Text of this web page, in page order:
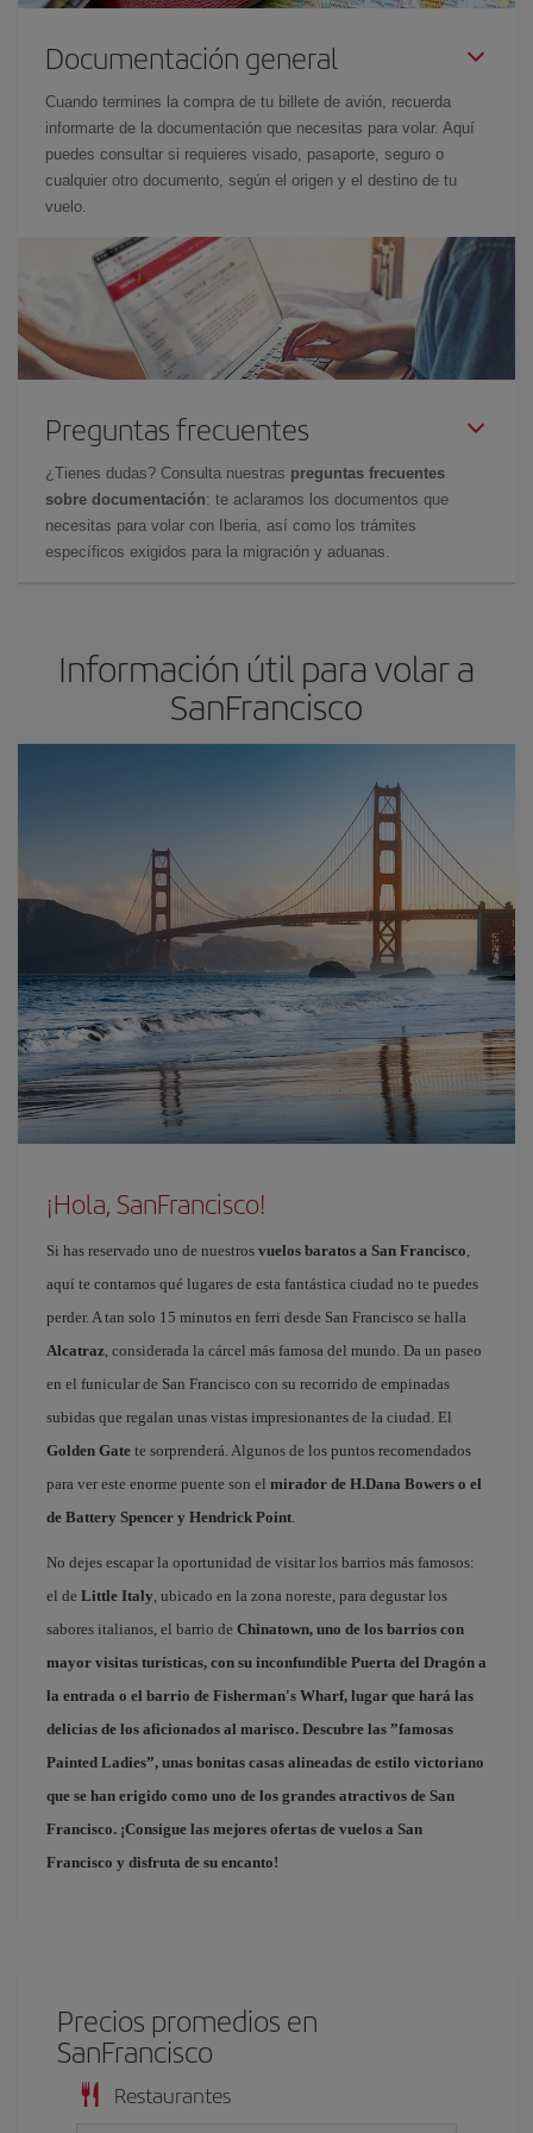
Documentación general
Cuando termines la compra de tu billete de avión, recuerda
informarte de la documentación que necesitas para volar. Aquí
puedes consultar si requieres visado, pasaporte, seguro o
cualquier otro documento, según el origen y el destino de tu
vuelo.
Preguntas frecuentes
¿Tienes dudas? Consulta nuestras preguntas frecuentes
sobre documentación: te aclaramos los documentos que
necesitas para volar con Iberia, así como los trámites
específicos exigidos para la migración y aduanas.
Información útil para volar a
SanFrancisco
¡Hola, SanFrancisco!
Si has reservado uno de nuestros vuelos baratos a San Francisco,
aquí te contamos qué lugares de esta fantástica ciudad no te puedes
perder. A tan solo 15 minutos en ferri desde San Francisco se halla
Alcatraz, considerada la cárcel más famosa del mundo. Da un paseo
en el funicular de San Francisco con su recorrido de empinadas
subidas que regalan unas vistas impresionantes de la ciudad. El
Golden Gate te sorprenderá. Algunos de los puntos recomendados
para ver este enorme puente son el mirador de H.Dana Bowers o el
de Battery Spencer y Hendrick Point.
No dejes escapar la oportunidad de visitar los barrios más famosos:
el de Little Italy, ubicado en la zona noreste, para degustar los
sabores italianos, el barrio de Chinatown, uno de los barrios con
mayor visitas turísticas, con su inconfundible Puerta del Dragón a
la entrada o el barrio de Fisherman's Wharf, lugar que hará las
delicias de los aficionados al marisco. Descubre las ”famosas
Painted Ladies”, unas bonitas casas alineadas de estilo victoriano
que se han erigido como uno de los grandes atractivos de San
Francisco. ¡Consigue las mejores ofertas de vuelos a San
Francisco y disfruta de su encanto!
Precios promedios en
SanFrancisco
Restaurantes